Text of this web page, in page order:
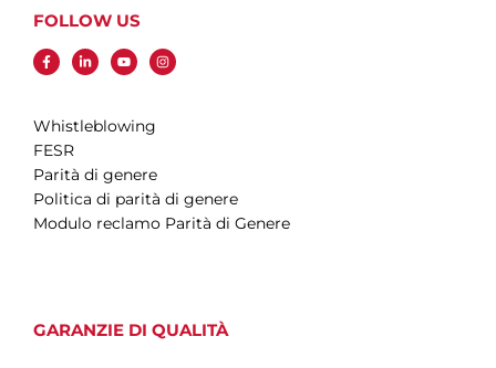
FOLLOW US
Whistleblowing
FESR
Parità di genere
Politica di parità di genere
Modulo reclamo Parità di Genere
GARANZIE DI QUALITÀ